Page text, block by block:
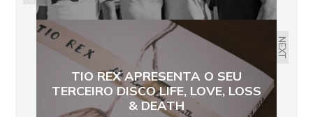
NEXT
TIO REX APRESENTA O SEU
TERCEIRO DISCO LIFE, LOVE, LOSS
& DEATH